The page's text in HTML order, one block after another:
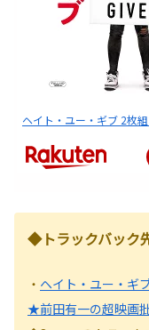
ヘイト・ユー・ギブ 2枚
◆トラックバック
・ ヘイト・ユー・ギ
★前田有一の超映画